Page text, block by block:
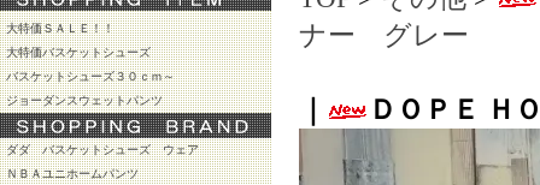
大特価ＳＡＬＥ！！
大特価バスケットシューズ
バスケットシューズ３０ｃｍ～
ジョーダンスウェットパンツ
ダダ バスケットシューズ ウェア
ＮＢＡユニホームパンツ
ナー グレー
ＤＯＰＥ